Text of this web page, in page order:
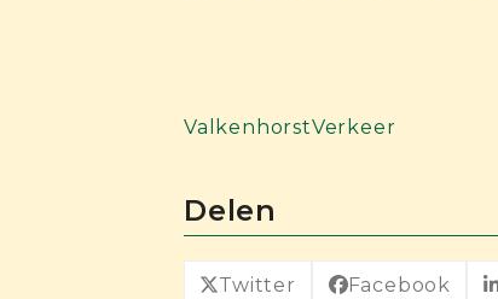
ValkenhorstVerkeer
Delen
Twitter Facebook